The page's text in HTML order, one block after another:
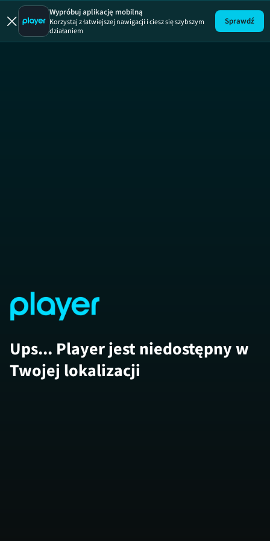
Wypróbuj aplikację mobilną
Korzystaj z łatwiejszej nawigacji i ciesz się szybszym
działaniem
Sprawdź
Ups... Player jest niedostępny w
Twojej lokalizacji